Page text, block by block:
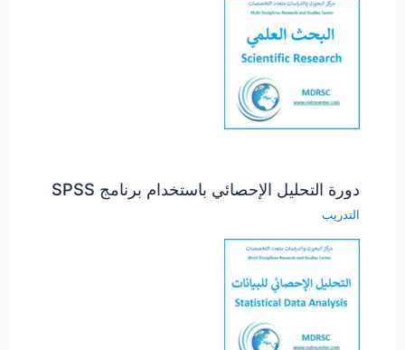
دورة التحليل الإحصائي باستخدام برنامج SPSS
التدريب